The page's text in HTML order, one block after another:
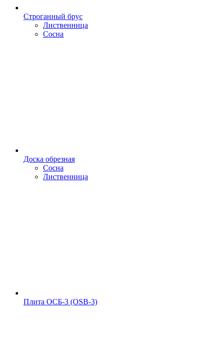
Строганный брус
Лиственница
Сосна
Доска обрезная
Сосна
Лиственница
Плита ОСБ-3 (OSB-3)